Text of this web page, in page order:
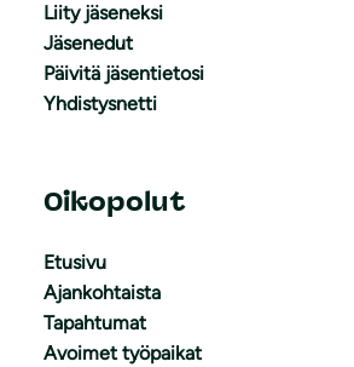
Liity jäseneksi
Jäsenedut
Päivitä jäsentietosi
Yhdistysnetti
Oikopolut
Etusivu
Ajankohtaista
Tapahtumat
Avoimet työpaikat